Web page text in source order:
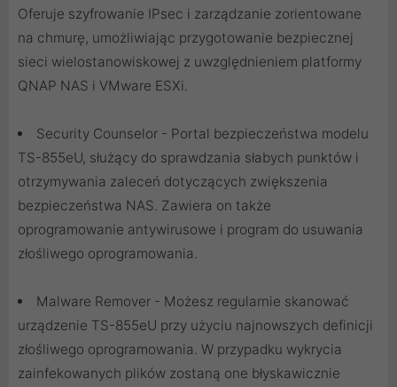
Oferuje szyfrowanie IPsec i zarządzanie zorientowane
na chmurę, umożliwiając przygotowanie bezpiecznej
sieci wielostanowiskowej z uwzględnieniem platformy
QNAP NAS i VMware ESXi.
Security Counselor - Portal bezpieczeństwa modelu
TS-855eU, służący do sprawdzania słabych punktów i
otrzymywania zaleceń dotyczących zwiększenia
bezpieczeństwa NAS. Zawiera on także
oprogramowanie antywirusowe i program do usuwania
złośliwego oprogramowania.
Malware Remover - Możesz regularnie skanować
urządzenie TS-855eU przy użyciu najnowszych definicji
złośliwego oprogramowania. W przypadku wykrycia
zainfekowanych plików zostaną one błyskawicznie